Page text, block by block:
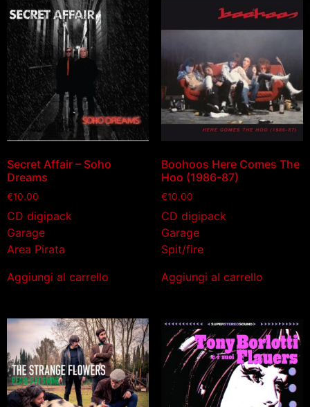
Secret Affair – Soho
Dreams
€10.00
CD digipack
Garage
Area Pirata
Aggiungi al carrello
Boohoos Here Comes The
Hoo (1986-87)
€10.00
CD digipack
Garage
Spit/fire
Aggiungi al carrello